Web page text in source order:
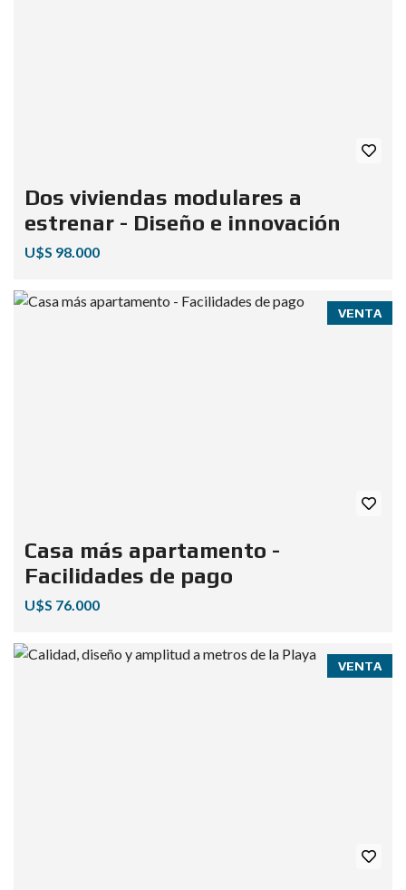
Dos viviendas modulares a
estrenar - Diseño e innovación
U$S 98.000
VENTA
Casa más apartamento -
Facilidades de pago
U$S 76.000
VENTA